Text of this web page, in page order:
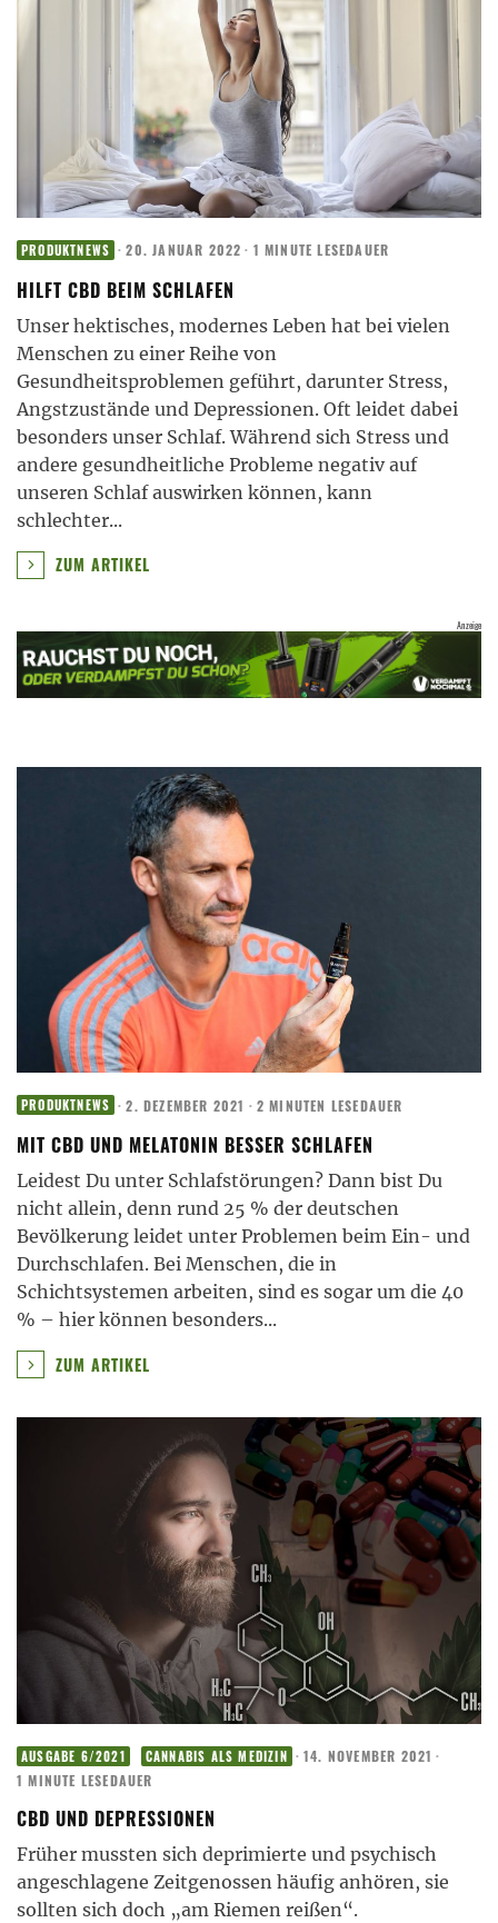
PRODUKTNEWS · 20. JANUAR 2022 · 1 MINUTE LESEDAUER
HILFT CBD BEIM SCHLAFEN
Unser hektisches, modernes Leben hat bei vielen
Menschen zu einer Reihe von
Gesundheitsproblemen geführt, darunter Stress,
Angstzustände und Depressionen. Oft leidet dabei
besonders unser Schlaf. Während sich Stress und
andere gesundheitliche Probleme negativ auf
unseren Schlaf auswirken können, kann
schlechter...
ZUM ARTIKEL
PRODUKTNEWS · 2. DEZEMBER 2021 · 2 MINUTEN LESEDAUER
MIT CBD UND MELATONIN BESSER SCHLAFEN
Leidest Du unter Schlafstörungen? Dann bist Du
nicht allein, denn rund 25 % der deutschen
Bevölkerung leidet unter Problemen beim Ein- und
Durchschlafen. Bei Menschen, die in
Schichtsystemen arbeiten, sind es sogar um die 40
% – hier können besonders...
ZUM ARTIKEL
AUSGABE 6/2021 CANNABIS ALS MEDIZIN · 14. NOVEMBER 2021 ·
1 MINUTE LESEDAUER
CBD UND DEPRESSIONEN
Früher mussten sich deprimierte und psychisch
angeschlagene Zeitgenossen häufig anhören, sie
sollten sich doch „am Riemen reißen“.